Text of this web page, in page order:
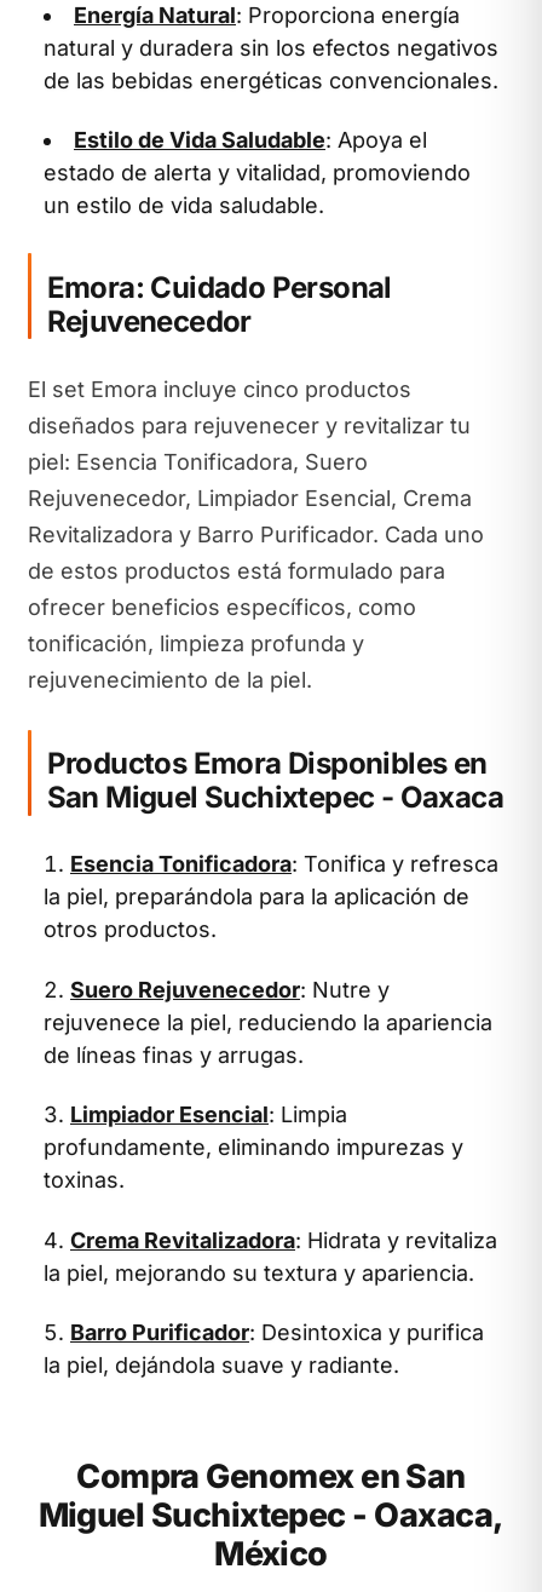
Energía Natural: Proporciona energía
natural y duradera sin los efectos negativos
de las bebidas energéticas convencionales.
Estilo de Vida Saludable: Apoya el
estado de alerta y vitalidad, promoviendo
un estilo de vida saludable.
Emora: Cuidado Personal
Rejuvenecedor
El set Emora incluye cinco productos
diseñados para rejuvenecer y revitalizar tu
piel: Esencia Tonificadora, Suero
Rejuvenecedor, Limpiador Esencial, Crema
Revitalizadora y Barro Purificador. Cada uno
de estos productos está formulado para
ofrecer beneficios específicos, como
tonificación, limpieza profunda y
rejuvenecimiento de la piel.
Productos Emora Disponibles en
San Miguel Suchixtepec - Oaxaca
Esencia Tonificadora: Tonifica y refresca
la piel, preparándola para la aplicación de
otros productos.
Suero Rejuvenecedor: Nutre y
rejuvenece la piel, reduciendo la apariencia
de líneas finas y arrugas.
Limpiador Esencial: Limpia
profundamente, eliminando impurezas y
toxinas.
Crema Revitalizadora: Hidrata y revitaliza
la piel, mejorando su textura y apariencia.
Barro Purificador: Desintoxica y purifica
la piel, dejándola suave y radiante.
Compra Genomex en San
Miguel Suchixtepec - Oaxaca,
México